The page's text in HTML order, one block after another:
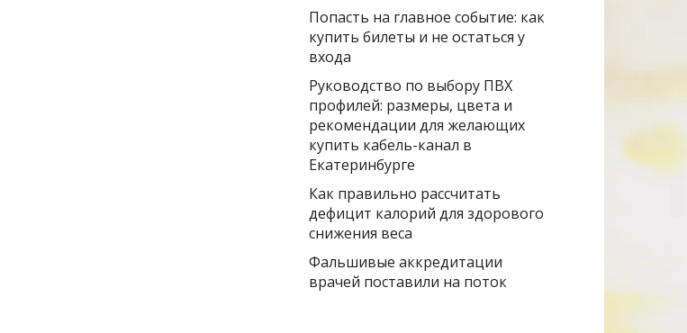
Попасть на главное событие: как
купить билеты и не остаться у
входа
Руководство по выбору ПВХ
профилей: размеры, цвета и
рекомендации для желающих
купить кабель-канал в
Екатеринбурге
Как правильно рассчитать
дефицит калорий для здорового
снижения веса
Фальшивые аккредитации
врачей поставили на поток